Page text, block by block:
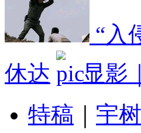
“入
休达
显影
特稿
宇